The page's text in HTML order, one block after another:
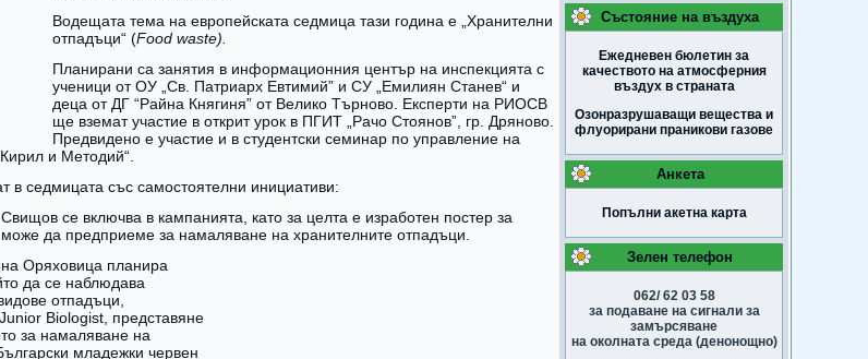
Водещата тема на европейската седмица тази година е „Хранителни
отпадъци“ (Food waste).
Планирани са занятия в информационния център на инспекцията с
ученици от ОУ „Св. Патриарх Евтимий” и СУ „Емилиян Станев“ и
деца от ДГ “Райна Княгиня” от Велико Търново. Експерти на РИОСВ
ще вземат участие в открит урок в ПГИТ „Рачо Стоянов”, гр. Дряново.
Предвидено е участие и в студентски семинар по управление на
и Методий“.
в седмицата със самостоятелни инициативи:
се включва в кампанията, като за целта е изработен постер за
може да предприеме за намаляване на хранителните отпадъци.
Оряховица планира
да се наблюдава
отпадъци,
Biologist, представяне
за намаляване на
младежки червен
Състояние на въздуха
Ежедневен бюлетин за
качеството на атмосферния
въздух в страната
Озонразрушаващи вещества и
флуорирани праникови газове
Анкета
Попълни акетна карта
Зелен телефон
062/ 62 03 58
за подаване на сигнали за
замърсяване
на околната среда (денонощно)